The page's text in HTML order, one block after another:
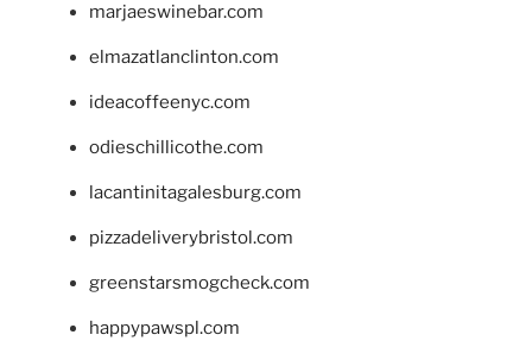
marjaeswinebar.com
elmazatlanclinton.com
ideacoffeenyc.com
odieschillicothe.com
lacantinitagalesburg.com
pizzadeliverybristol.com
greenstarsmogcheck.com
happypawspl.com